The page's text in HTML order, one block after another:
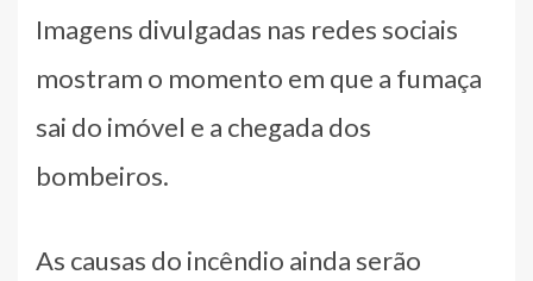
Imagens divulgadas nas redes sociais
mostram o momento em que a fumaça
sai do imóvel e a chegada dos
bombeiros.
As causas do incêndio ainda serão